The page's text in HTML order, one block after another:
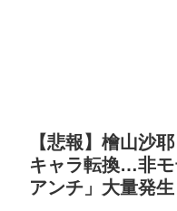
【悲報】檜山沙
キャラ転換…非
アンチ」大量発生